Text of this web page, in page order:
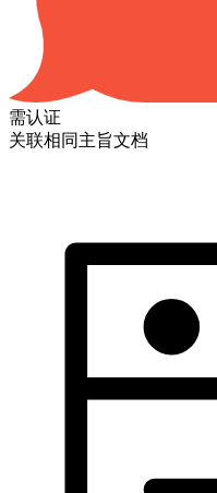
需认证
关联相同主旨文档